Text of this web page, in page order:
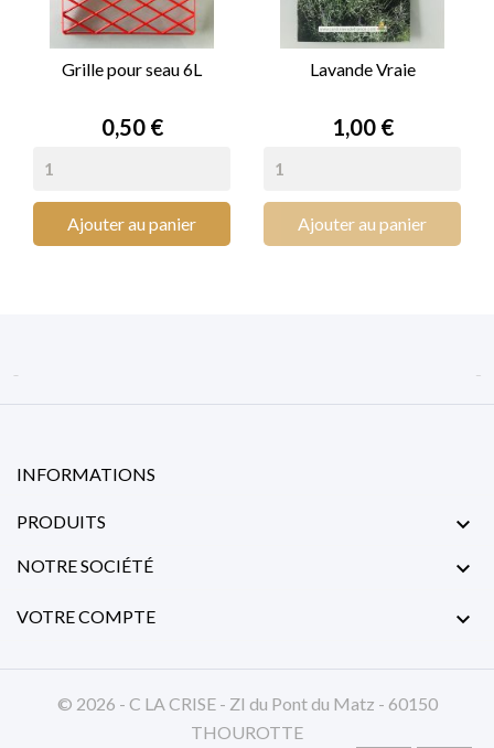
Grille pour seau 6L
Prix
0,50 €
Ajouter au panier
Lavande Vraie
Prix
1,00 €
Ajouter au panier
 
INFORMATIONS
PRODUITS 
NOTRE SOCIÉTÉ 
VOTRE COMPTE 
© 2026 - C LA CRISE - ZI du Pont du Matz - 60150
THOUROTTE